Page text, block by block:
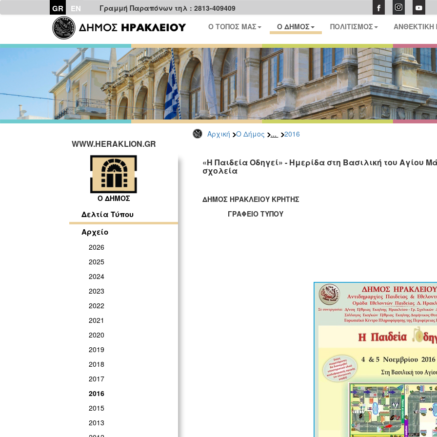
GR EN
Γραμμή Παραπόνων τηλ : 2813-409409
Ο ΤΟΠΟΣ ΜΑΣ
Ο ΔΗΜΟΣ ΠΟΛΙΤΙΣΜΟΣ ΑΝΘΕΚΤΙΚΗ
Αρχική Ο Δήμος ... 2016
WWW.HERAKLION.GR
Ο ΔΗΜΟΣ
Δελτία Τύπου
Αρχείο
2026
2025
2024
2023
2022
2021
2020
2019
2018
2017
2016
2015
2013
«Η Παιδεία Οδηγεί» - Ημερίδα στη Βασιλική του Αγίου
σχολεία
ΔΗΜΟΣ ΗΡΑΚΛΕΙΟΥ ΚΡΗΤΗΣ
ΓΡΑΦΕΙΟ ΤΥΠΟΥ